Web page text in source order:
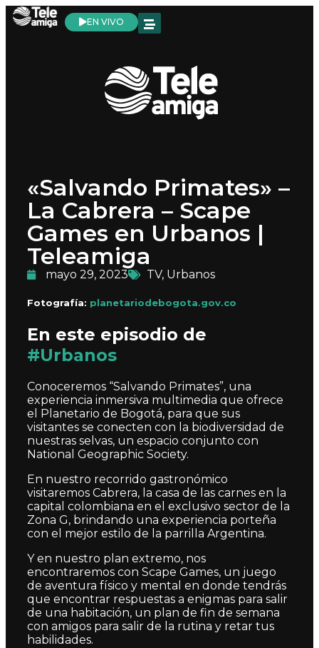
EN VIVO
«Salvando Primates» –
La Cabrera – Scape
Games en Urbanos |
Teleamiga
mayo 29, 2023 TV, Urbanos
Fotografía: planetariodebogota.gov.co
En este episodio de
#Urbanos
Conoceremos “Salvando Primates”, una
experiencia inmersiva multimedia que ofrece
el Planetario de Bogotá, para que sus
visitantes se conecten con la biodiversidad de
nuestras selvas, un espacio conjunto con
National Geographic Society.
En nuestro recorrido gastronómico
visitaremos Cabrera, la casa de las carnes en la
capital colombiana en el exclusivo sector de la
Zona G, brindando una experiencia porteña
con el mejor estilo de la parrilla Argentina.
Y en nuestro plan extremo, nos
encontraremos con Scape Games, un juego
de aventura físico y mental en donde tendrás
que encontrar respuestas a enigmas para salir
de una habitación, un plan de fin de semana
con amigos para salir de la rutina y retar tus
habilidades.